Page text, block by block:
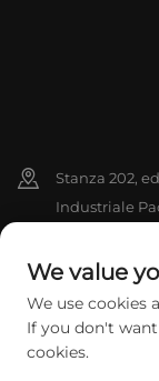
Stanza 202,
Industriale
+86-
[email
We value
We use cookies
If you don't
cookies.